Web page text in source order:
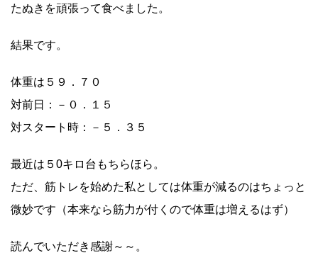
たぬきを頑張って食べました。
結果です。
体重は５９．７０
対前日：－０．１５
対スタート時：－５．３５
最近は５0キロ台もちらほら。
ただ、筋トレを始めた私としては体重が減るのはちょっと
微妙です（本来なら筋力が付くので体重は増えるはず）
読んでいただき感謝～～。